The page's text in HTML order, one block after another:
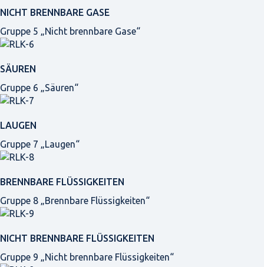
NICHT BRENNBARE GASE
Gruppe 5 „Nicht brennbare Gase“
SÄUREN
Gruppe 6 „Säuren“
LAUGEN
Gruppe 7 „Laugen“
BRENNBARE FLÜSSIGKEITEN
Gruppe 8 „Brennbare Flüssigkeiten“
NICHT BRENNBARE FLÜSSIGKEITEN
Gruppe 9 „Nicht brennbare Flüssigkeiten“